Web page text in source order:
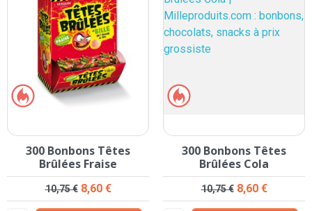
300 Bonbons Têtes
Brûlées Fraise
Prix de base
10,75 € Prix
8,60 €
300 Bonbons Têtes
Brûlées Cola
Prix de base
10,75 € Prix
8,60 €